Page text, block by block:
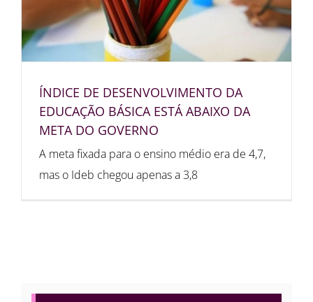
ÍNDICE DE DESENVOLVIMENTO DA
EDUCAÇÃO BÁSICA ESTÁ ABAIXO DA
META DO GOVERNO
A meta fixada para o ensino médio era de 4,7,
mas o Ideb chegou apenas a 3,8